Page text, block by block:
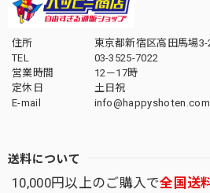
住所
東京都新宿区高田馬場
TEL
03-3525-7022
営業時間
12－17時
定休日
土日祝
E-mail
info@happyshoten.com
送料について
10,000円以上のご購入で全国送